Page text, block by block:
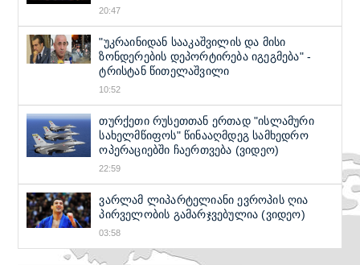
20:47
"უკრაინიდან სააკაშვილის და მისი
ზონდერების დეპორტირება იგეგმება" -
ტრისტან წითელაშვილი
10:52
თურქეთი რუსეთთან ერთად "ისლამური
სახელმწიფოს" წინააღმდეგ სამხედრო
ოპერაციებში ჩაერთვება (ვიდეო)
22:59
ვარლამ ლიპარტელიანი ევროპის ღია
პირველობის გამარჯვებულია (ვიდეო)
03:58